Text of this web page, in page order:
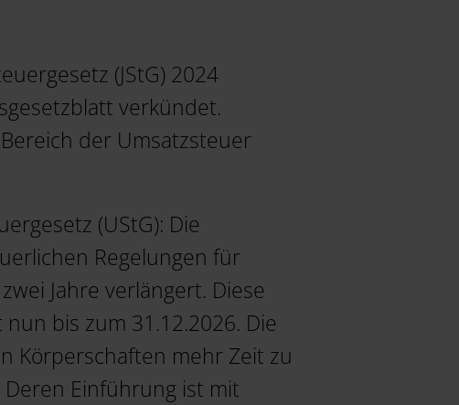
(JStG) 2024
verkündet.
der Umsatzsteuer
(UStG): Die
Regelungen für
Jahre verlängert. Diese
bis zum 31.12.2026. Die
Körperschaften mehr Zeit zu
Einführung ist mit